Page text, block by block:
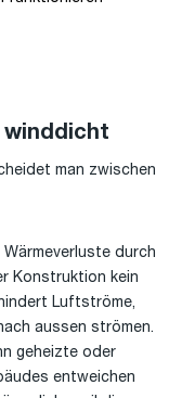
man zwischen
durch
Konstruktion kein
Luftströme,
aussen strömen.
geheizte oder
entweichen